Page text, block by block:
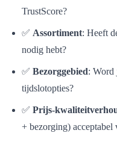
TrustScore?
✅ Assortiment: Heeft
nodig hebt?
✅ Bezorggebied: Word
tijdslotopties?
✅ Prijs-
+ bezorging)